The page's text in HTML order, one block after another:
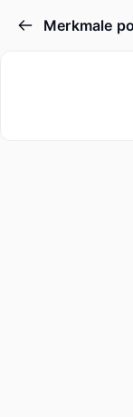
Merkmale